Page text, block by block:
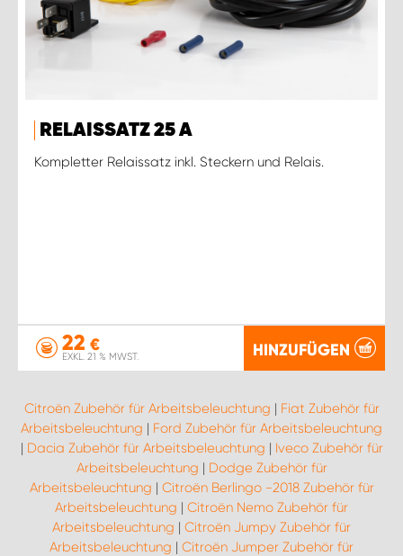
RELAISSATZ 25 A
Kompletter Relaissatz inkl. Steckern und Relais.
22 €
EXKL. 21 % MWST. HINZUFÜGEN
Citroën Zubehör für Arbeitsbeleuchtung | Fiat Zubehör für
Arbeitsbeleuchtung | Ford Zubehör für Arbeitsbeleuchtung
| Dacia Zubehör für Arbeitsbeleuchtung | Iveco Zubehör für
Arbeitsbeleuchtung | Dodge Zubehör für
Arbeitsbeleuchtung | Citroën Berlingo -2018 Zubehör für
Arbeitsbeleuchtung | Citroën Nemo Zubehör für
Arbeitsbeleuchtung | Citroën Jumpy Zubehör für
Arbeitsbeleuchtung | Citroën Jumper Zubehör für